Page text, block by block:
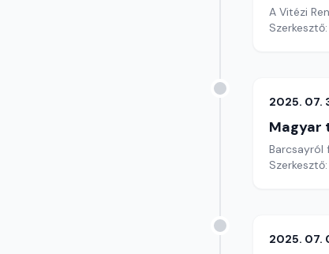
2025. 07.
Magyar
Barcsayról
2025. 07.